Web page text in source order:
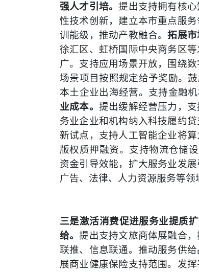
强人才引培。提出支持拥有核
性技术创新，建立本市重点服
训能级，推动产教融合。拓展市
徐汇区、虹桥国际中央商务区
广。支持应用场景开放，围绕
场景项目按照规定给予奖励。
本土企业出海经营。支持金融
业成本。 提出缓解经营压力，
务业企业和机构纳入科技履约
新试点，支持人工智能企业将
版权质押融资。支持物流仓储
资金引导效能，扩大服务业发
广告、法律、人力资源服务等领
三是激活消费促进服务业提质
给。提出支持文旅商体展融合
联推、信息联通。推动服务供
展商业健康保险支持范围。发